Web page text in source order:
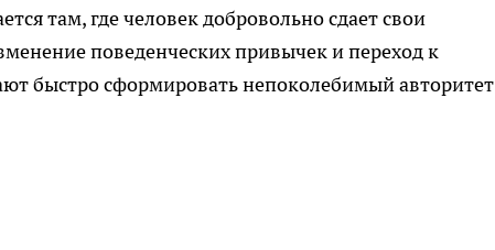
там, где человек добровольно сдает свои
поведенческих привычек и переход к
быстро сформировать непоколебимый авторитет